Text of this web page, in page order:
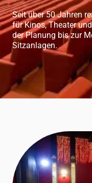
Seit über 50 Jahren
für Kinos, Theater
der Planung bis zur
Sitzanlagen.